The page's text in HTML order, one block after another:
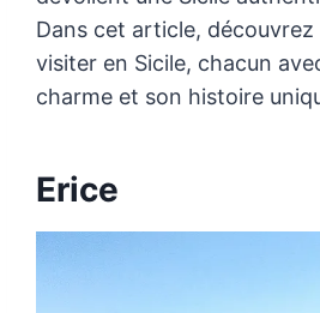
Dans cet article, découvrez
visiter en Sicile, chacun
charme et son histoire
Erice